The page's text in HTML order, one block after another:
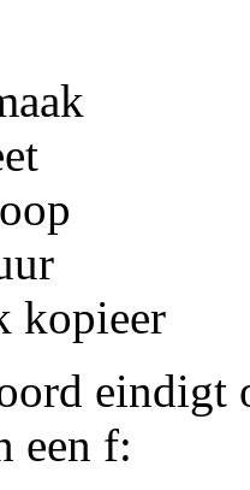
kopieer
eindigt
een f: